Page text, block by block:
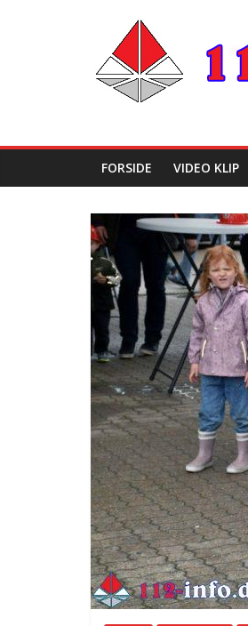
FORSIDE VIDEO KLIP